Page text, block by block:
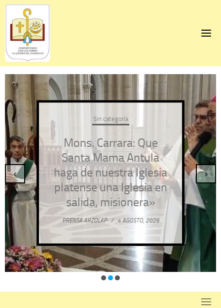
Skip
content
Sin categoría
Mons. Carrara: Que
Santa Mama Antula
haga de nuestra Iglesia
platense una Iglesia en
salida, misionera»
PRENSA ARZOLAP / 4 AGOSTO, 2026
‹ ›